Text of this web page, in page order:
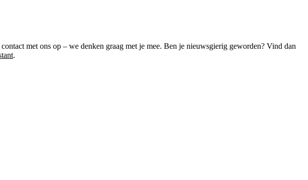
met ons op – we denken graag met je mee. Ben je nieuwsgierig geworden? Vind dan
.